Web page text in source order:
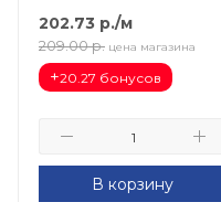
202.73 р./м
209.00 р. цена магазина
+20.27 бонусов
В корзину